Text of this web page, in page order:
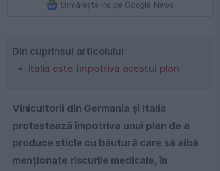
Urmărește-ne pe Google News
Din cuprinsul articolului
Italia este împotriva acestui plan
Vinicultorii din Germania și Italia
protestează împotriva unui plan de a
produce sticle cu băutură care să aibă
menționate riscurile medicale, în